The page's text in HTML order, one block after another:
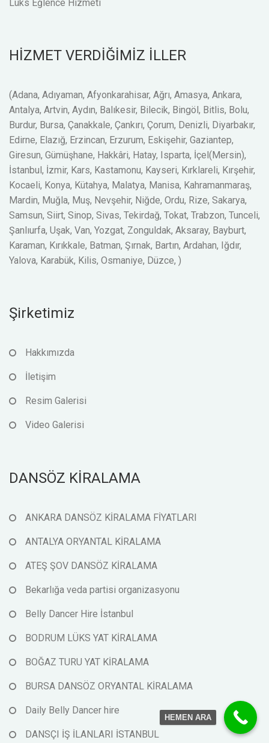
Lüks Eğlence Hizmeti
HİZMET VERDİĞİMİZ İLLER
(Adana, Adıyaman, Afyonkarahisar, Ağrı, Amasya, Ankara,
Antalya, Artvin, Aydın, Balıkesir, Bilecik, Bingöl, Bitlis, Bolu,
Burdur, Bursa, Çanakkale, Çankırı, Çorum, Denizli, Diyarbakır,
Edirne, Elazığ, Erzincan, Erzurum, Eskişehir, Gaziantep,
Giresun, Gümüşhane, Hakkâri, Hatay, Isparta, İçel(Mersin),
İstanbul, İzmir, Kars, Kastamonu, Kayseri, Kırklareli, Kırşehir,
Kocaeli, Konya, Kütahya, Malatya, Manisa, Kahramanmaraş,
Mardin, Muğla, Muş, Nevşehir, Niğde, Ordu, Rize, Sakarya,
Samsun, Siirt, Sinop, Sivas, Tekirdağ, Tokat, Trabzon, Tunceli,
Şanlıurfa, Uşak, Van, Yozgat, Zonguldak, Aksaray, Bayburt,
Karaman, Kırıkkale, Batman, Şırnak, Bartın, Ardahan, Iğdır,
Yalova, Karabük, Kilis, Osmaniye, Düzce, )
Şirketimiz
Hakkımızda
İletişim
Resim Galerisi
Video Galerisi
DANSÖZ KİRALAMA
ANKARA DANSÖZ KİRALAMA FİYATLARI
ANTALYA ORYANTAL KİRALAMA
ATEŞ ŞOV DANSÖZ KİRALAMA
Bekarlığa veda partisi organizasyonu
Belly Dancer Hire İstanbul
BODRUM LÜKS YAT KİRALAMA
BOĞAZ TURU YAT KİRALAMA
BURSA DANSÖZ ORYANTAL KİRALAMA
Daily Belly Dancer hire
DANSÇI İŞ İLANLARI İSTANBUL
HEMEN ARA